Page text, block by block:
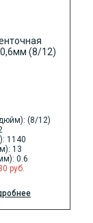
(8/12)
1140
13
0.6
руб.